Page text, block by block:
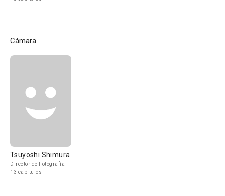
Cámara
Tsuyoshi Shimura
Director de Fotografía
13 capítulos